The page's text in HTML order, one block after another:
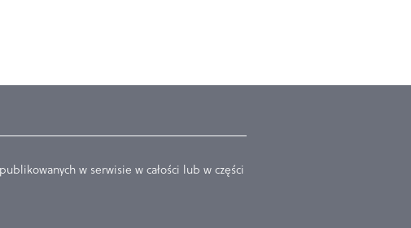
w serwisie w całości lub w części